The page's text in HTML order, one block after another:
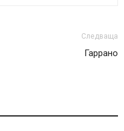
Следваща
Гаррано